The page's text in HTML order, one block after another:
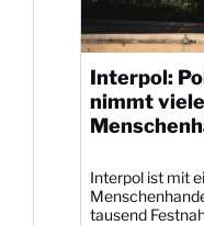
Interpol:
nimmt
Interpol ist mit
tausend